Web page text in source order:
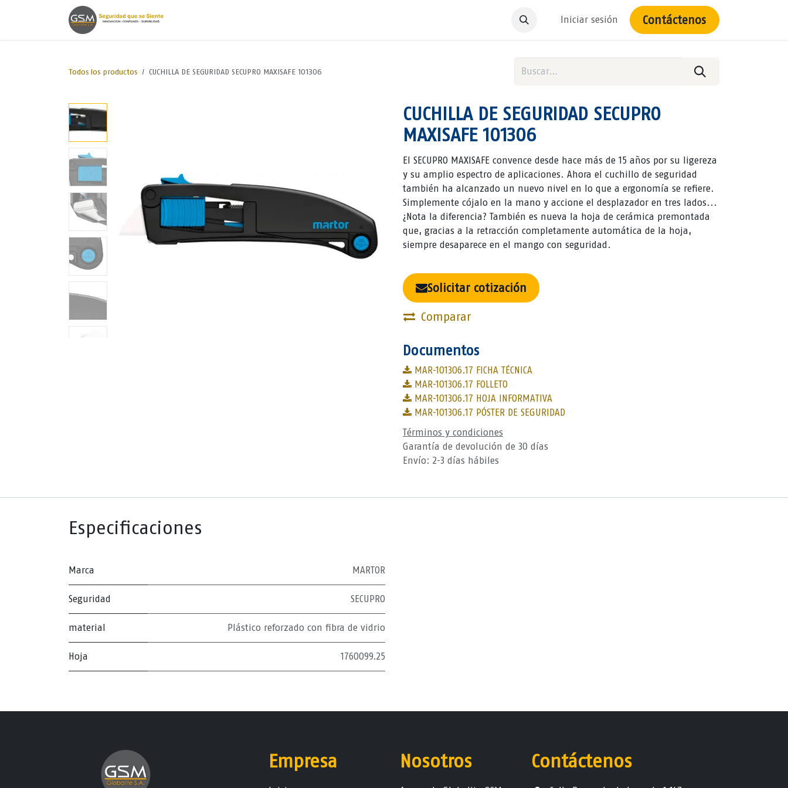
Ir al contenido
Iniciar sesión Contáctenos
Todos los productos CUCHILLA DE SEGURIDAD SECUPRO MAXISAFE 101306
CUCHILLA DE SEGURIDAD SECUPRO
MAXISAFE 101306
El SECUPRO MAXISAFE convence desde hace más de 15 años por su ligereza
y su amplio espectro de aplicaciones. Ahora el cuchillo de seguridad
también ha alcanzado un nuevo nivel en lo que a ergonomía se refiere.
Simplemente cójalo en la mano y accione el desplazador en tres lados...
¿Nota la diferencia? También es nueva la hoja de cerámica premontada
que, gracias a la retracción completamente automática de la hoja,
siempre desaparece en el mango con seguridad.
Solicitar cotización
Comparar
Documentos
MAR-101306.17 FICHA TÉCNICA
MAR-101306.17 FOLLETO
MAR-101306.17 HOJA INFORMATIVA
MAR-101306.17 PÓSTER DE SEGURIDAD
Términos y condiciones
Garantía de devolución de 30 días
Envío: 2-3 días hábiles
Especificaciones
Marca MARTOR
Seguridad SECUPRO
material Plástico reforzado con fibra de vidrio
Hoja 1760099.25
Contáctenos
Empresa Nosotros